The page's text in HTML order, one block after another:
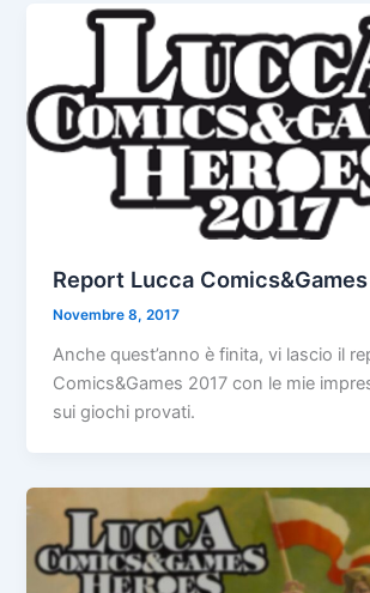
Report Lucca
Novembre 8, 2017
Anche quest’anno è finita, vi lascio il
Comics&Games 2017 con le mie
sui giochi provati.